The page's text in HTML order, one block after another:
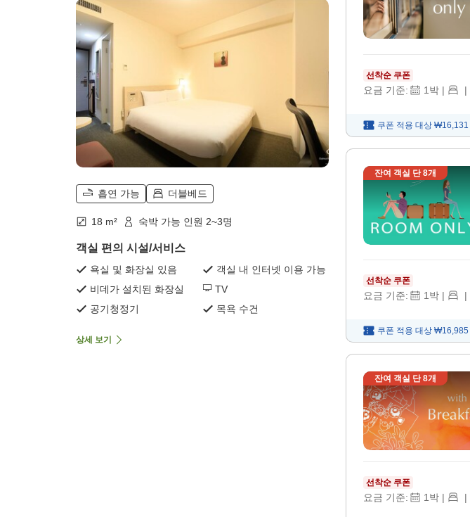
흡연 가능 더블베드
18 m² 숙박 가능 인원 2~3명
객실 편의 시설/서비스
욕실 및 화장실 있음
객실 내 인터넷 이용 가능
비데가 설치된 화장실
TV
공기청정기
목욕 수건
상세 보기
선착순 쿠폰
요금 기준: 1 박 | |
쿠폰 적용 대상 ₩16,131
잔여 객실 단8개
선착순 쿠폰
요금 기준: 1 박 | |
쿠폰 적용 대상 ₩16,985
잔여 객실 단8개
선착순 쿠폰
요금 기준: 1 박 | |